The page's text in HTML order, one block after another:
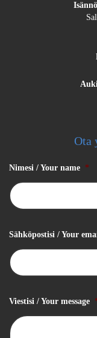
Ota
Nimesi / Your name *
Sähköpostisi / Your
Viestisi / Your message